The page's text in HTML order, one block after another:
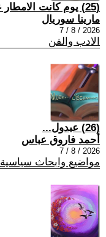
(25) يوم كانت الامطار غاضبة
مارينا سوريال
2026 / 8 / 7
الادب والفن
(26) عبدول...
أحمد فاروق عباس
2026 / 8 / 7
مواضيع وابحاث سياسية